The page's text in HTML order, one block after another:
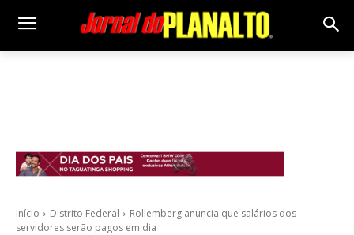
Início Distrito Federal
Rollemberg anuncia que salários dos
servidores serão pagos em dia